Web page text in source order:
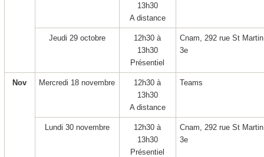
13h30
A distance
Jeudi 29 octobre
12h30 à
13h30
Présentiel
Cnam, 292 rue St
3e
Nov Mercredi 18 novembre
12h30 à
13h30
A distance
Teams
Lundi 30 novembre
12h30 à
13h30
Présentiel
Cnam, 292 rue St
3e